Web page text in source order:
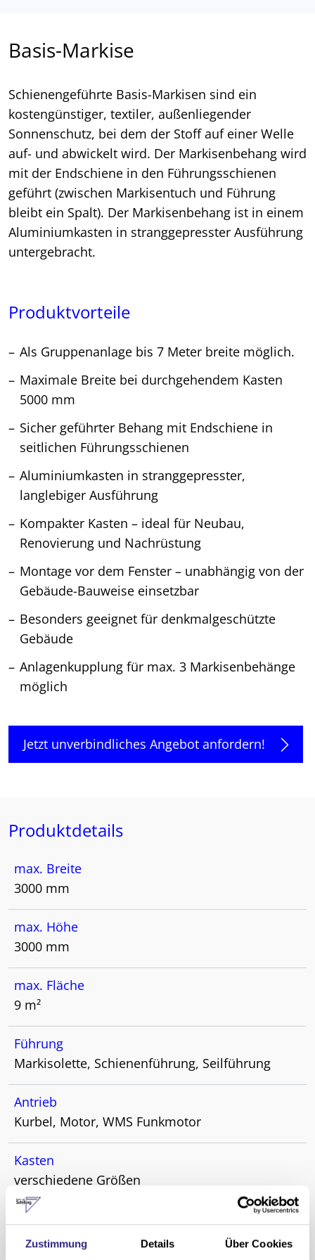
Zustimmung Details Über Cookies
Basis-Markise
Schienengeführte Basis-Markisen sind ein
kostengünstiger, textiler, außenliegender
Sonnenschutz, bei dem der Stoff auf einer Welle
auf- und abwickelt wird. Der Markisenbehang wird
mit der Endschiene in den Führungsschienen
geführt (zwischen Markisentuch und Führung
bleibt ein Spalt). Der Markisenbehang ist in einem
Aluminiumkasten in stranggepresster Ausführung
untergebracht.
Produktvorteile
Als Gruppenanlage bis 7 Meter breite möglich.
Maximale Breite bei durchgehendem Kasten
5000 mm
Sicher geführter Behang mit Endschiene in
seitlichen Führungsschienen
Aluminiumkasten in stranggepresster,
langlebiger Ausführung
Kompakter Kasten – ideal für Neubau,
Renovierung und Nachrüstung
Montage vor dem Fenster – unabhängig von der
Gebäude-Bauweise einsetzbar
Besonders geeignet für denkmalgeschützte
Gebäude
Anlagenkupplung für max. 3 Markisenbehänge
möglich
Jetzt unverbindliches Angebot anfordern!
Produktdetails
max. Breite
3000 mm
max. Höhe
3000 mm
max. Fläche
9 m²
Führung
Markisolette, Schienenführung, Seilführung
Antrieb
Kurbel, Motor, WMS Funkmotor
Kasten
verschiedene Größen
Anwendungsbereich
Neubau, Renovierung